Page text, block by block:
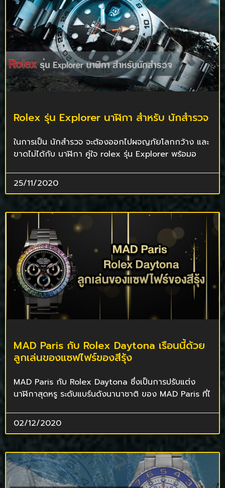
Rolex รุ่น Explorer นาฬิกา สำหรับ นักสำรวจ
ในการเป็น นักสำรวจ จะต้องออกไปผจญภัยโลกกว้าง และ
ขาดไม่ได้กับ นาฬิกา คู่ใจ rolex รุ่น Explorer พร้อมอ
25/11/2020
MAD Paris กับ Rolex Daytona เรือนนี้ด้วย
ลูกเล่นของแซฟไฟร์ของสีรุ้ง
MAD Paris กับ Rolex Daytona ซึ่งเป็นการปรับแต่ง
นาฬิกาสุดหรู ระดับแบร์นดังนานาชาติ ของ MAD Paris ที่ไ
02/12/2020